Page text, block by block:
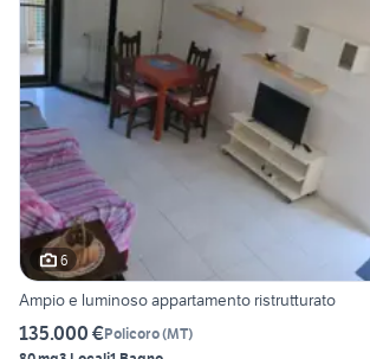
6
Ampio e luminoso appartamento ristrutturato
135.000 €Policoro(MT)